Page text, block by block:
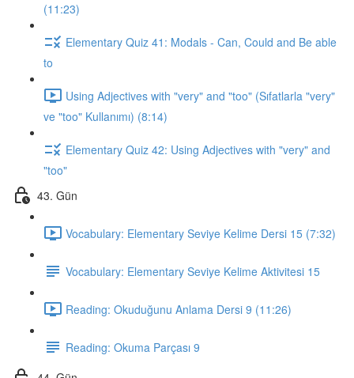
(11:23)
Elementary Quiz 41: Modals - Can, Could and Be able
to
Using Adjectives with "very" and "too" (Sıfatlarla "very"
ve "too" Kullanımı) (8:14)
Elementary Quiz 42: Using Adjectives with "very" and
"too"
43. Gün
Vocabulary: Elementary Seviye Kelime Dersi 15 (7:32)
Vocabulary: Elementary Seviye Kelime Aktivitesi 15
Reading: Okuduğunu Anlama Dersi 9 (11:26)
Reading: Okuma Parçası 9